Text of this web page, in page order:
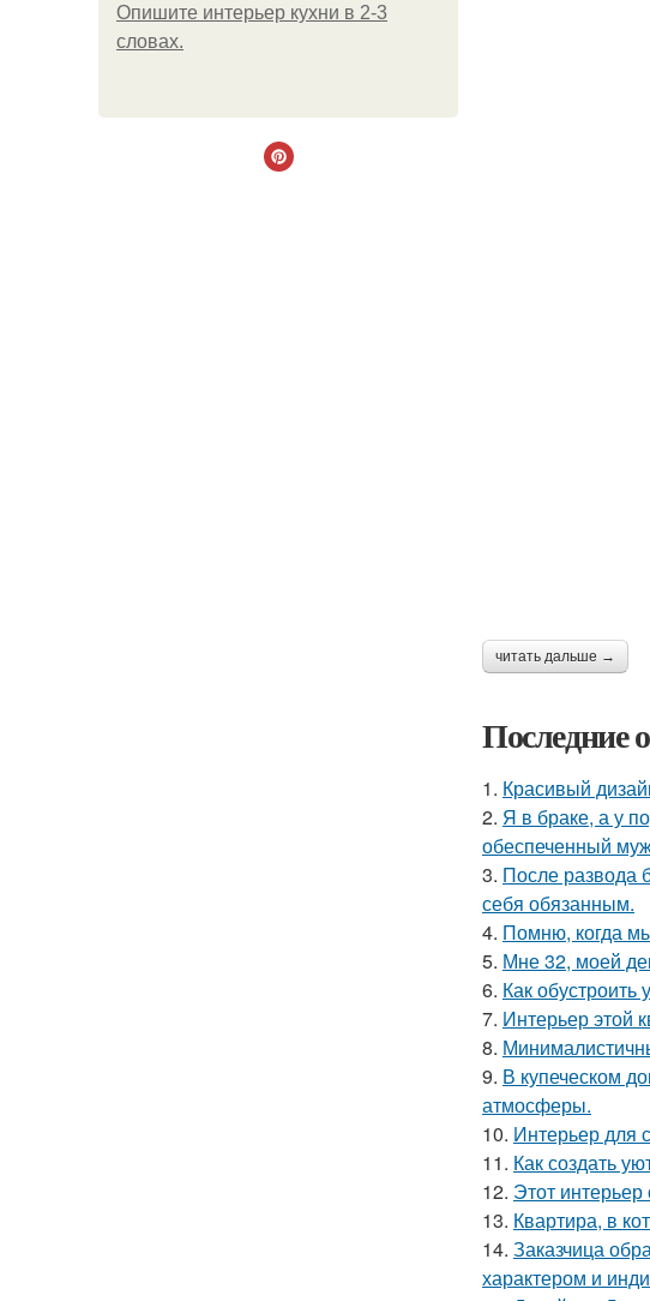
Опишите интерьер кухни в 2-3
словах.
читать дальше →
Последние
1. Красивый
2. Я в браке, а у
обеспеченный
3. После развода
себя обязанным.
4. Помню, когда
5. Мне 32, моей
6. Как
7. Интерьер этой
8.
9. В купеческом
атмосферы.
10. Интерьер для
11. Как создать
12. Этот интерьер
13. Квартира, в
14. Заказчица
характером и